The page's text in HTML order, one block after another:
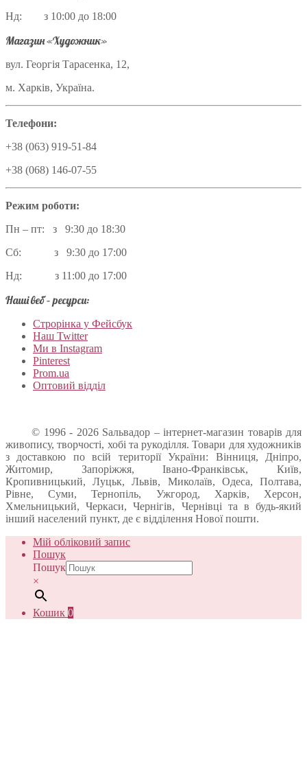
Нд: з 10:00 до 18:00
Магазин «Художник»
вул. Георгія Тарасенка, 12,
м. Харків, Україна.
Телефони:
+38 (063) 919-51-84
+38 (068) 146-07-55
Режим роботи:
Пн – пт: з 9:30 до 18:30
Сб: з 9:30 до 17:00
Нд: з 11:00 до 17:00
Наші веб – ресурси:
Строрінка у Фейсбук
Наш Twitter
Ми в Instagram
Pinterest
Prom.ua
Оптовий відділ
© 1996 - 2026 Sальвадор – інтернет-магазин товарів для
живопису, творчості, хобі та рукоділля. Товари для художників
з доставкою по всій території України: Вінниця, Дніпро,
Житомир, Запоріжжя, Івано-Франківськ, Київ,
Кропивницький, Луцьк, Львів, Миколаїв, Одеса, Полтава,
Рівне, Суми, Тернопіль, Ужгород, Харків, Херсон,
Хмельницький, Черкаси, Чернігів, Чернівці та в будь-який
інший населений пункт, де є відділення Нової пошти.
Мій обліковий запис
Пошук
Пошук
×
Кошик 0